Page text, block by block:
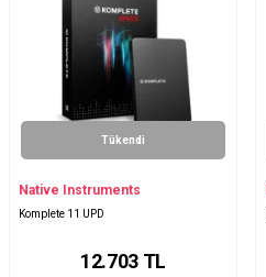
Tükendi
Native Instruments
Komplete 11 UPD
12.703TL